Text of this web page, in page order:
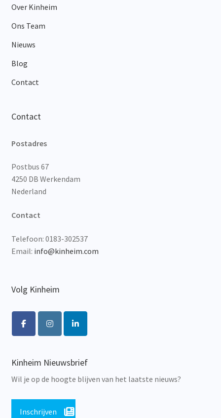
Over Kinheim
Ons Team
Nieuws
Blog
Contact
Contact
Postadres
Postbus 67
4250 DB Werkendam
Nederland
Contact
Telefoon: 0183-302537
Email: info@kinheim.com
Volg Kinheim
Kinheim Nieuwsbrief
Wil je op de hoogte blijven van het laatste nieuws?
Inschrijven